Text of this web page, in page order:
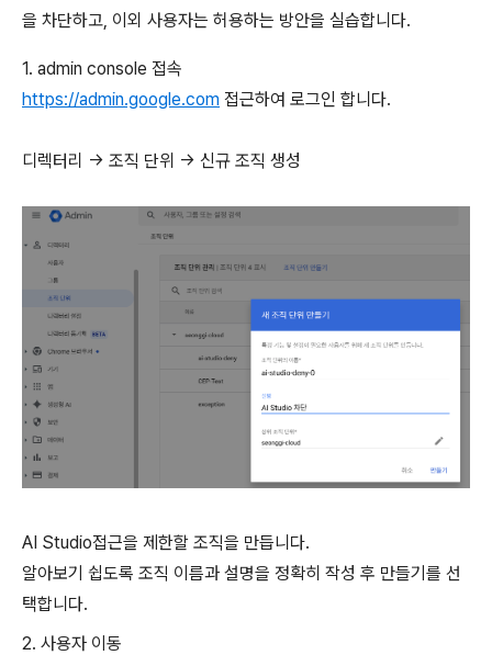
을 차단하고, 이외 사용자는 허용하는 방안을 실습합니다.
1. admin console 접속
https://admin.google.com 접근하여 로그인 합니다.
디렉터리 → 조직 단위 → 신규 조직 생성
AI Studio접근을 제한할 조직을 만듭니다.
알아보기 쉽도록 조직 이름과 설명을 정확히 작성 후 만들기를 선
택합니다.
2. 사용자 이동